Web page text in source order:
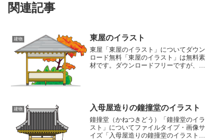
関連記事
建物 東屋のイラスト
東屋「東屋のイラスト」についてダウン
ロード無料 「東屋のイラスト」は無料素
材です。ダウンロードフリーですが、著
建物 入母屋造りの鐘撞堂のイラスト
鐘撞堂（かねつきどう）「鐘撞堂のイラ
スト」についてファイルタイプ・画像サ
イズ「入母屋造りの鐘撞堂のイラスト」